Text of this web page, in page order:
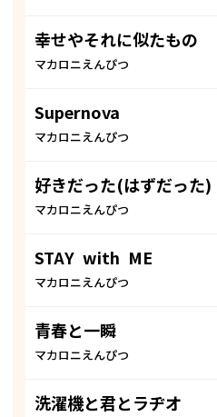
幸せやそれに似たもの
マカロニえんぴつ
Supernova
マカロニえんぴつ
好きだった(はずだった)
マカロニえんぴつ
STAY with ME
マカロニえんぴつ
青春と一瞬
マカロニえんぴつ
洗濯機と君とラヂオ